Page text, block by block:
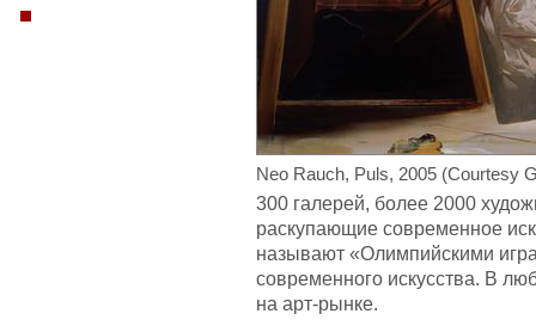
Neo Rauch, Puls, 2005 (Courtesy
300 галерей, более 2000
раскупающие современное
называют «Олимпийскими
современного искусства. В
на арт-рынке.